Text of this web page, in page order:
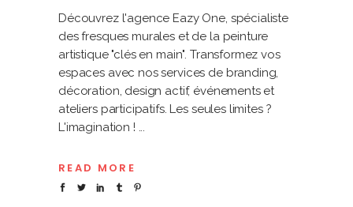
Découvrez l'agence Eazy One, spécialiste
des fresques murales et de la peinture
artistique "clés en main". Transformez vos
espaces avec nos services de branding,
décoration, design actif, événements et
ateliers participatifs. Les seules limites ?
L'imagination !
READ MORE